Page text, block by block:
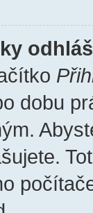
dobu